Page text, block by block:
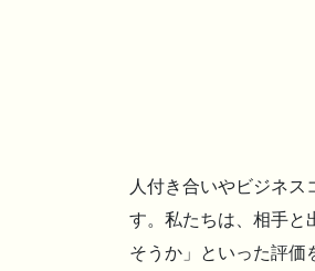
人付き合いやビジネス
す。私たちは、相手と
そうか」といった評価